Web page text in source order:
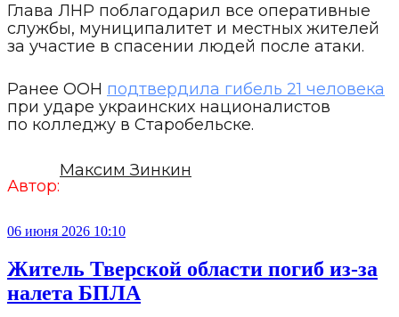
Глава ЛНР поблагодарил все оперативные
службы, муниципалитет и местных жителей
за участие в спасении людей после атаки.
Ранее ООН подтвердила гибель 21 человека
при ударе украинских националистов
по колледжу в Старобельске.
Автор:
Максим Зинкин
06 июня 2026 10:10
Житель Тверской области погиб из-за
налета БПЛА